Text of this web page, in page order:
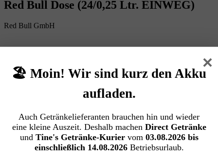
Red Bull Dose (24/0,25 Ltr. EINWEG)
Red Bull GmbH
×
🏖️ Moin! Wir sind kurz den Akku
aufladen.
Auch Getränkelieferanten brauchen hin und wieder
eine kleine Auszeit. Deshalb machen Direct Getränke
und Tine's Getränke-Kuriervom 03.08.2026 bis
einschließlich 14.08.2026Betriebsurlaub.